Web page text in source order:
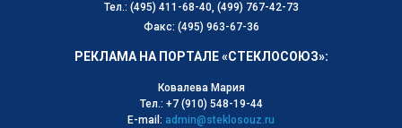
Тел.: (495) 411-68-40, (499) 767-42-73
Факс: (495) 963-67-36
РЕКЛАМА НА ПОРТАЛЕ «СТЕКЛОСОЮЗ»:
Ковалева Мария
Тел.: +7 (910) 548-19-44
E-mail: admin@steklosouz.ru